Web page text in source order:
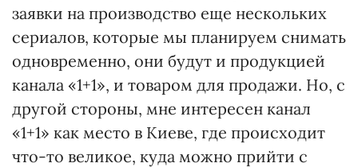
заявки на производство еще нескольких
сериалов, которые мы планируем снимать
одновременно, они будут и продукцией
канала «1+1», и товаром для продажи. Но, с
другой стороны, мне интересен канал
«1+1» как место в Киеве, где происходит
что-то великое, куда можно прийти с